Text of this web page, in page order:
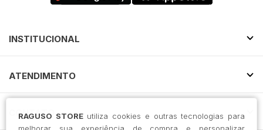
RAGUSO STOREutiliza cookies e outras tecnologias para
melhorar sua experiência de compra e personalizar
INSTITUCIONAL
ATENDIMENTO
CONTATO